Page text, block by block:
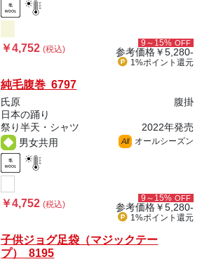
￥4,752(税込)
9～15% OFF
参考価格￥5,280-
1%ポイント 還元
純毛腹巻 6797
氏原
腹掛
日本の踊り
祭り半天・シャツ
2022年発売
男女共用
All オールシーズン
￥4,752(税込)
9～15% OFF
参考価格￥5,280-
1%ポイント 還元
子供ジョグ足袋（マジックテー
プ） 8195